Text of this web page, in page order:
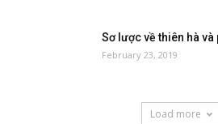
Sơ lược về thiên hà
February 23, 2019
Load more